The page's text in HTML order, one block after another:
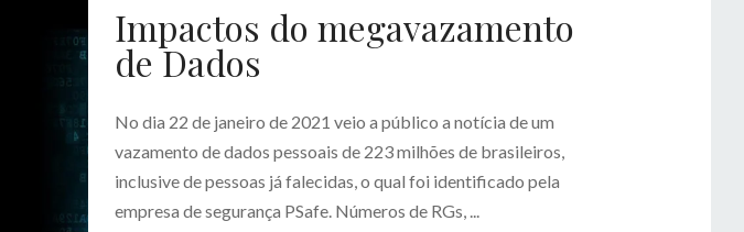
Impactos do megavazamento
de Dados
No dia 22 de janeiro de 2021 veio a público a notícia de um
vazamento de dados pessoais de 223 milhões de brasileiros,
inclusive de pessoas já falecidas, o qual foi identificado pela
empresa de segurança PSafe. Números de RGs, ...